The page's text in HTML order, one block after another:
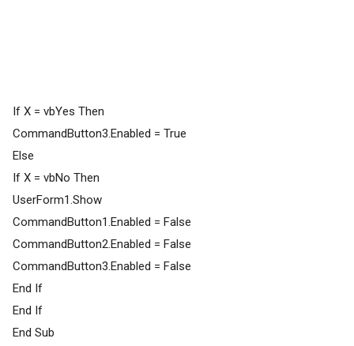
If X = vbYes Then
CommandButton3.Enabled = True
Else
If X = vbNo Then
UserForm1.Show
CommandButton1.Enabled = False
CommandButton2.Enabled = False
CommandButton3.Enabled = False
End If
End If
End Sub